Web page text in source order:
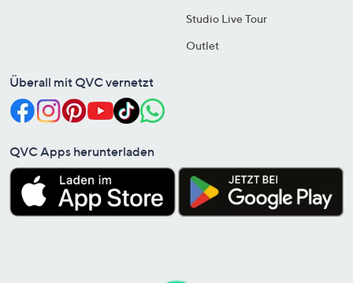
Studio Live Tour
Outlet
Überall mit QVC vernetzt
QVC Apps herunterladen